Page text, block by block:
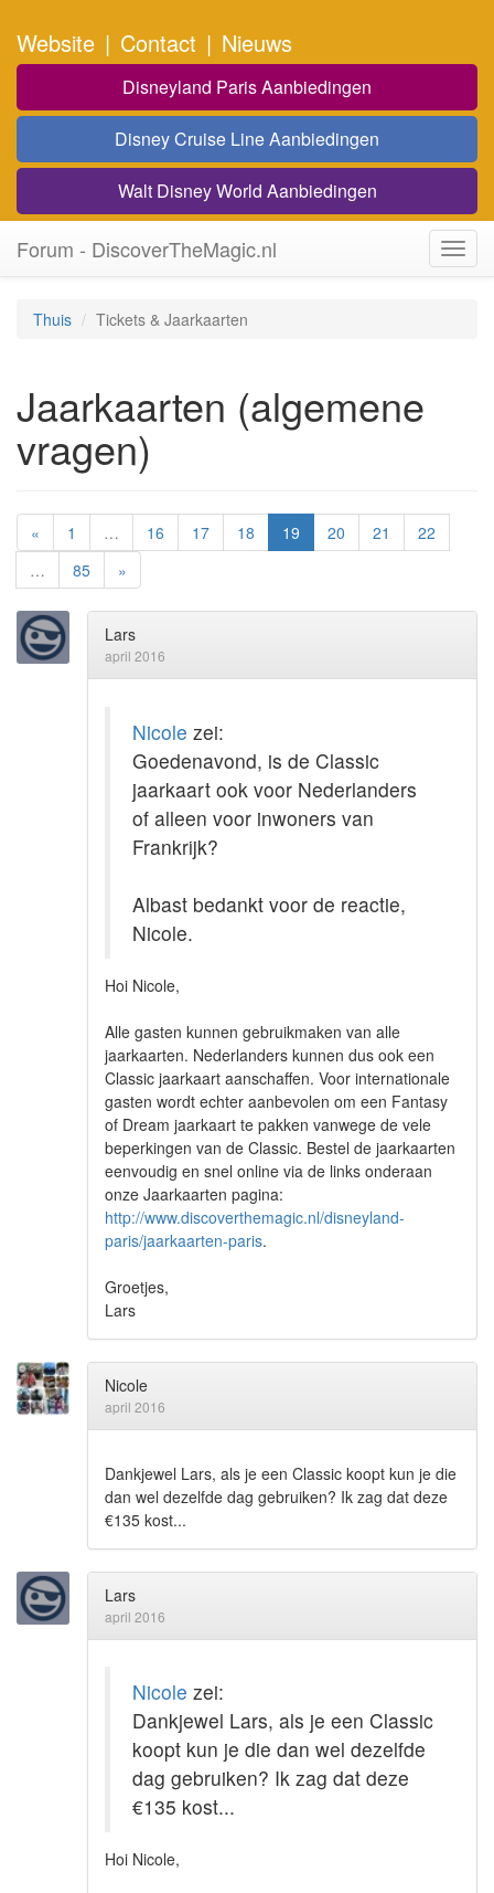
Website | Contact | Nieuws
Disneyland Paris Aanbiedingen
Disney Cruise Line Aanbiedingen
Walt Disney World Aanbiedingen
Forum - DiscoverTheMagic.nl
Thuis Tickets & Jaarkaarten
Jaarkaarten (algemene
vragen)
« 1 … 16 17 18 19 20 21
22
…
85 »
Lars
april 2016
Nicole zei:
Goedenavond, is de Classic
jaarkaart ook voor Nederlanders
of alleen voor inwoners van
Frankrijk?
Albast bedankt voor de reactie,
Nicole.
Hoi Nicole,
Alle gasten kunnen gebruikmaken van alle
jaarkaarten. Nederlanders kunnen dus ook een
Classic jaarkaart aanschaffen. Voor internationale
gasten wordt echter aanbevolen om een Fantasy
of Dream jaarkaart te pakken vanwege de vele
beperkingen van de Classic. Bestel de jaarkaarten
eenvoudig en snel online via de links onderaan
onze Jaarkaarten pagina:
http://www.discoverthemagic.nl/disneyland-
paris/jaarkaarten-paris.
Groetjes,
Lars
Nicole
april 2016
Dankjewel Lars, als je een Classic koopt kun je die
dan wel dezelfde dag gebruiken? Ik zag dat deze
€135 kost...
Lars
april 2016
Nicole zei:
Dankjewel Lars, als je een Classic
koopt kun je die dan wel dezelfde
dag gebruiken? Ik zag dat deze
€135 kost...
Hoi Nicole,